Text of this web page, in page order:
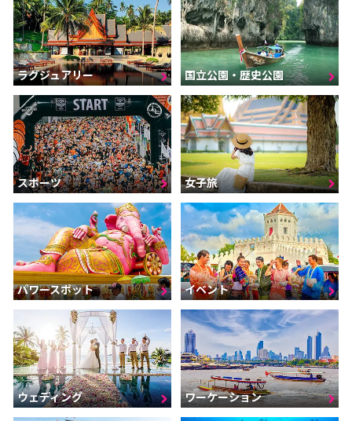
ラグジュアリー 国立公園・歴史公園
スポーツ 女子旅
パワースポット イベント
ウェディング ワーケーション